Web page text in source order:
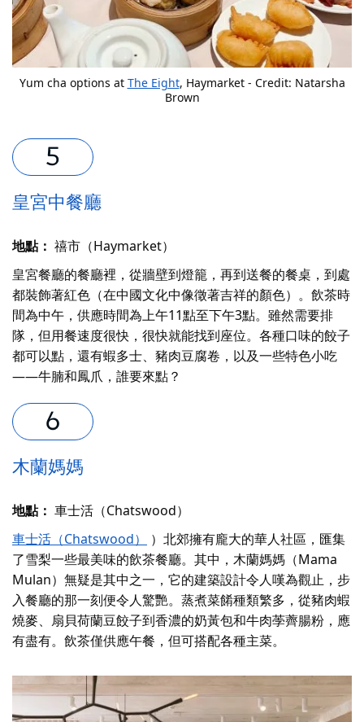
Yum cha options at The Eight, Haymarket - Credit: Natarsha
Brown
皇宮中餐廳
地點： 禧市（Haymarket）
皇宮餐廳的餐廳裡，從牆壁到燈籠，再到送餐的餐桌，到處
都裝飾著紅色（在中國文化中像徵著吉祥的顏色）。飲茶時
間為中午，供應時間為上午11點至下午3點。雖然需要排
隊，但用餐速度很快，很快就能找到座位。各種口味的餃子
都可以點，還有蝦多士、豬肉豆腐卷，以及一些特色小吃
——牛腩和鳳爪，誰要來點？
木蘭媽媽
地點： 車士活（Chatswood）
車士活（Chatswood）
）北郊擁有龐大的華人社區，匯集
了雪梨一些最美味的飲茶餐廳。其中，木蘭媽媽（Mama
Mulan）無疑是其中之一，它的建築設計令人嘆為觀止，步
入餐廳的那一刻便令人驚艷。蒸煮菜餚種類繁多，從豬肉蝦
燒麥、扇貝荷蘭豆餃子到香濃的奶黃包和牛肉荸薺腸粉，應
有盡有。飲茶僅供應午餐，但可搭配各種主菜。